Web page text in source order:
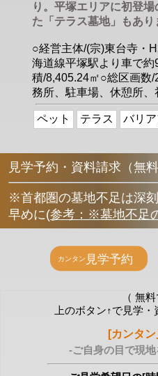
り。平塚エリアに初登
た「テラス墓地」もあり
○経営主体/(宗)東台寺・
海道線平塚駅より車で
積/8,405.24㎡○総区画数
務所、駐車場、休憩所
ペット テラス バリ
見学予約・資料請求（無料
※首都圏の墓地不足は深
早めに(参考：※墓地不足
（ 無
上のボタン↑で見学・
[カンタ
-ご自身の目で現